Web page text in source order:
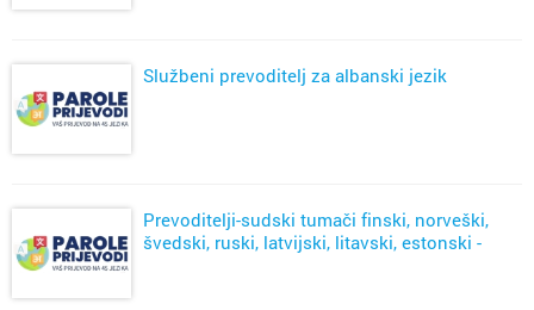
Službeni prevoditelj za albanski jezik
Prevoditelji-sudski tumači finski, norveški,
švedski, ruski, latvijski, litavski, estonski -